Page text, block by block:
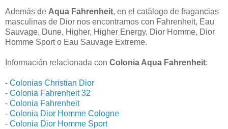
Además de Aqua Fahrenheit, en el catálogo de fragancias
masculinas de Dior nos encontramos con Fahrenheit, Eau
Sauvage, Dune, Higher, Higher Energy, Dior Homme, Dior
Homme Sport o Eau Sauvage Extreme.
Información relacionada con Colonia Aqua Fahrenheit:
- Colonias Christian Dior
- Colonia Fahrenheit 32
- Colonia Fahrenheit
- Colonia Dior Homme Cologne
- Colonia Dior Homme Sport